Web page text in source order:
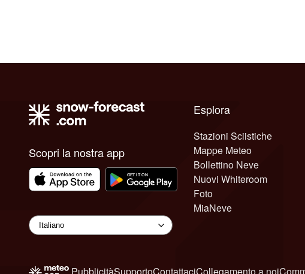
Scopri la nostra app
Esplora
Stazioni Sciistiche
Mappe Meteo
Bollettino Neve
Nuovi Whiteroom
Foto
MiaNeve